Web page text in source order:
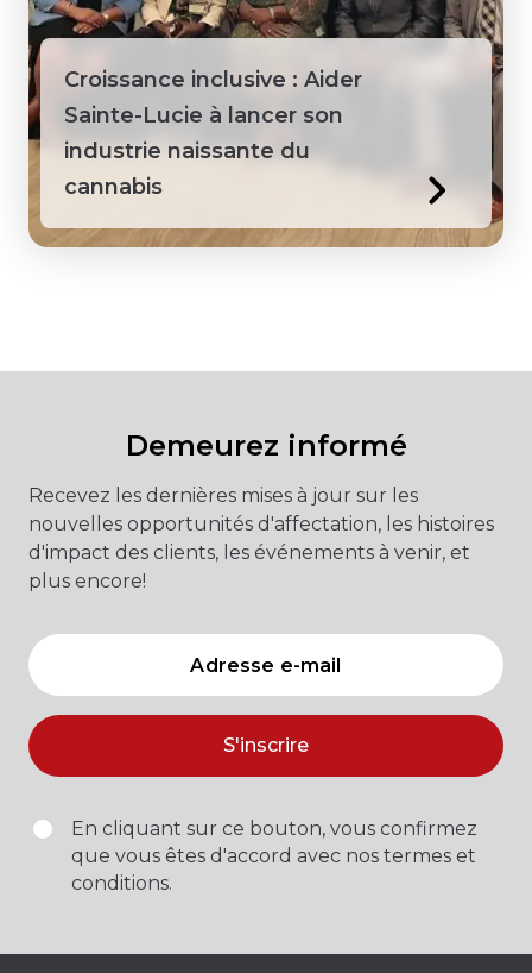
Guyana
Honduras
Jamaïque
Philippines
Sainte-Lucie
Suriname
Tanzanie
Territoires du Nord-Ouest
Vietnam
Croissance inclusive : Aider
Sainte-Lucie à lancer son
industrie naissante du
cannabis
Demeurez informé
Recevez les dernières mises à jour sur les
nouvelles opportunités d'affectation, les histoires
d'impact des clients, les événements à venir, et
plus encore!
S'inscrire
En cliquant sur ce bouton, vous confirmez
que vous êtes d'accord avec nos termes et
conditions.